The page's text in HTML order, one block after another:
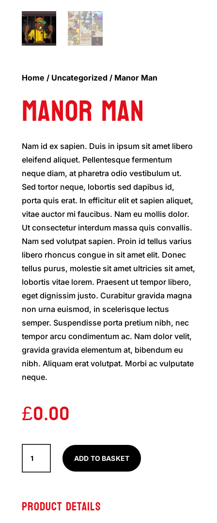
Home / Uncategorized/ Manor Man
MANOR MAN
Nam id ex sapien. Duis in ipsum sit amet libero
eleifend aliquet. Pellentesque fermentum
neque diam, at pharetra odio vestibulum ut.
Sed tortor neque, lobortis sed dapibus id,
porta quis erat. In efficitur elit et sapien aliquet,
vitae auctor mi faucibus. Nam eu mollis dolor.
Ut consectetur interdum massa quis convallis.
Nam sed volutpat sapien. Proin id tellus varius
libero rhoncus congue in sit amet elit. Donec
tellus purus, molestie sit amet ultricies sit amet,
lobortis vitae lorem. Praesent ut tempor libero,
eget dignissim justo. Curabitur gravida magna
non urna euismod, in scelerisque lectus
semper. Suspendisse porta pretium nibh, nec
tempor arcu condimentum ac. Nam dolor velit,
gravida gravida elementum at, bibendum eu
nibh. Aliquam erat volutpat. Morbi ac vulputate
neque.
£0.00
Man
quantity
ADD TO BASKET
PRODUCT DETAILS